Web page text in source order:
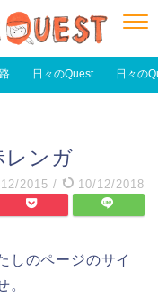
日々のQuest 日々の
レンガ
2015 / 10/12/2018
しのページのサイ
。